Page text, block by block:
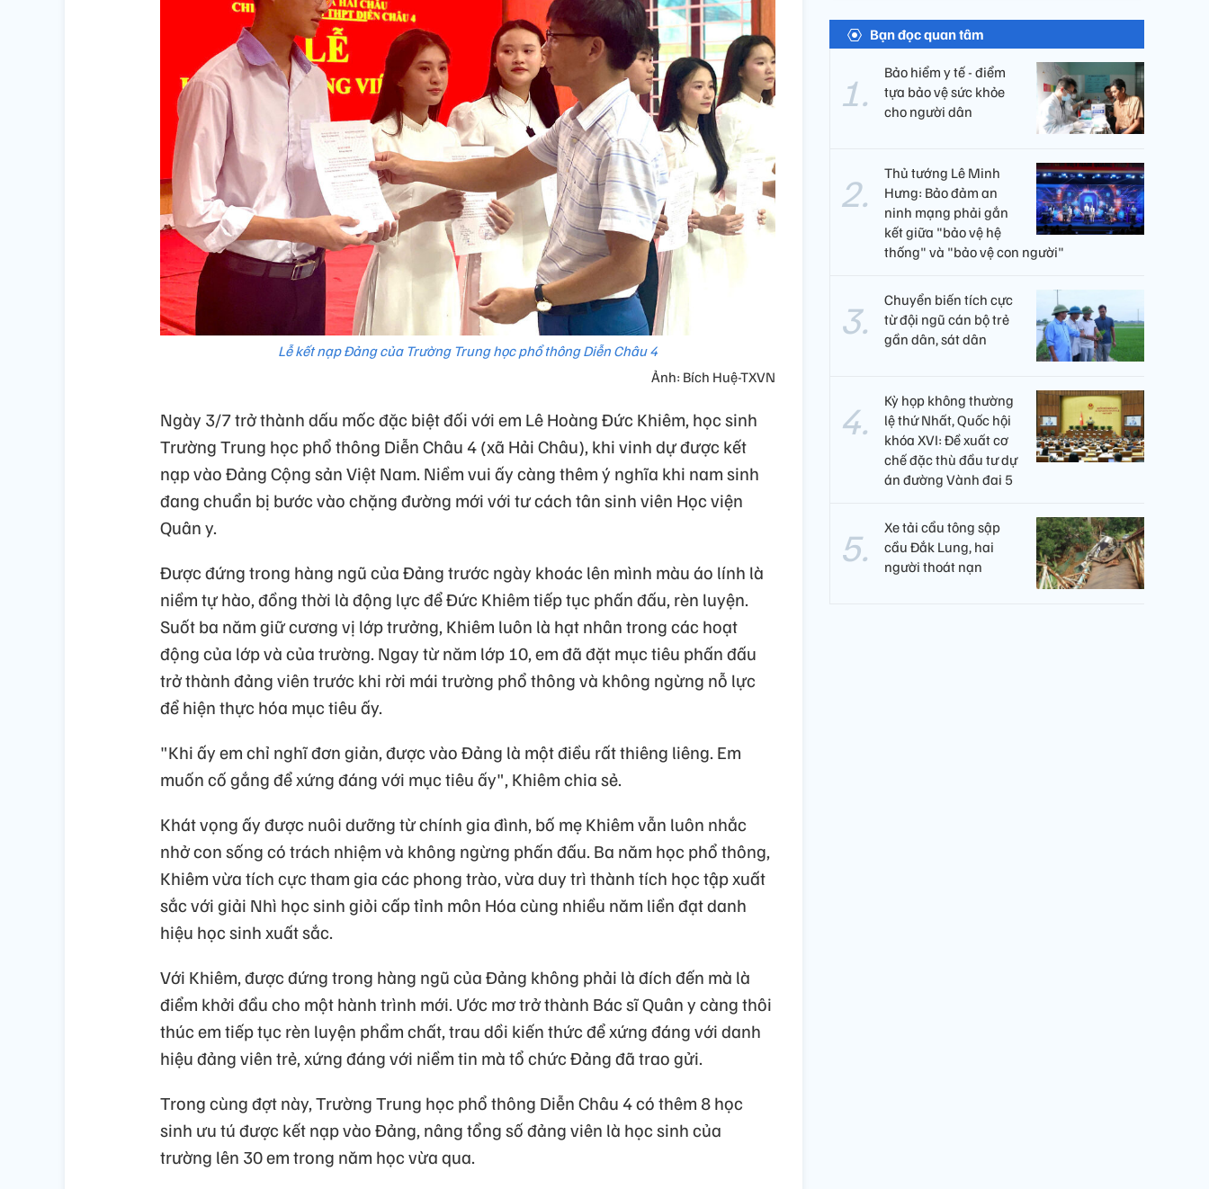
Lễ kết nạp Đảng của Trường Trung học phổ thông Diễn Châu 4
Ảnh: Bích Huệ-TXVN
Ngày 3/7 trở thành dấu mốc đặc biệt đối với em Lê Hoàng Đức Khiêm, học sinh
Trường Trung học phổ thông Diễn Châu 4 (xã Hải Châu), khi vinh dự được kết
nạp vào Đảng Cộng sản Việt Nam. Niềm vui ấy càng thêm ý nghĩa khi nam sinh
đang chuẩn bị bước vào chặng đường mới với tư cách tân sinh viên Học viện
Quân y.
Được đứng trong hàng ngũ của Đảng trước ngày khoác lên mình màu áo lính là
niềm tự hào, đồng thời là động lực để Đức Khiêm tiếp tục phấn đấu, rèn luyện.
Suốt ba năm giữ cương vị lớp trưởng, Khiêm luôn là hạt nhân trong các hoạt
động của lớp và của trường. Ngay từ năm lớp 10, em đã đặt mục tiêu phấn đấu
trở thành đảng viên trước khi rời mái trường phổ thông và không ngừng nỗ lực
để hiện thực hóa mục tiêu ấy.
"Khi ấy em chỉ nghĩ đơn giản, được vào Đảng là một điều rất thiêng liêng. Em
muốn cố gắng để xứng đáng với mục tiêu ấy", Khiêm chia sẻ.
Khát vọng ấy được nuôi dưỡng từ chính gia đình, bố mẹ Khiêm vẫn luôn nhắc
nhở con sống có trách nhiệm và không ngừng phấn đấu. Ba năm học phổ thông,
Khiêm vừa tích cực tham gia các phong trào, vừa duy trì thành tích học tập xuất
sắc với giải Nhì học sinh giỏi cấp tỉnh môn Hóa cùng nhiều năm liền đạt danh
hiệu học sinh xuất sắc.
Với Khiêm, được đứng trong hàng ngũ của Đảng không phải là đích đến mà là
điểm khởi đầu cho một hành trình mới. Ước mơ trở thành Bác sĩ Quân y càng thôi
thúc em tiếp tục rèn luyện phẩm chất, trau dồi kiến thức để xứng đáng với danh
hiệu đảng viên trẻ, xứng đáng với niềm tin mà tổ chức Đảng đã trao gửi.
Trong cùng đợt này, Trường Trung học phổ thông Diễn Châu 4 có thêm 8 học
sinh ưu tú được kết nạp vào Đảng, nâng tổng số đảng viên là học sinh của
trường lên 30 em trong năm học vừa qua.
Bạn đọc quan tâm
Bảo hiểm y tế - điểm
tựa bảo vệ sức khỏe
cho người dân
Thủ tướng Lê Minh
Hưng: Bảo đảm an
ninh mạng phải gắn
kết giữa "bảo vệ hệ
thống" và "bảo vệ con người"
Chuyển biến tích cực
từ đội ngũ cán bộ trẻ
gần dân, sát dân
Kỳ họp không thường
lệ thứ Nhất, Quốc hội
khóa XVI: Đề xuất cơ
chế đặc thù đầu tư dự
án đường Vành đai 5
Xe tải cẩu tông sập
cầu Đắk Lung, hai
người thoát nạn